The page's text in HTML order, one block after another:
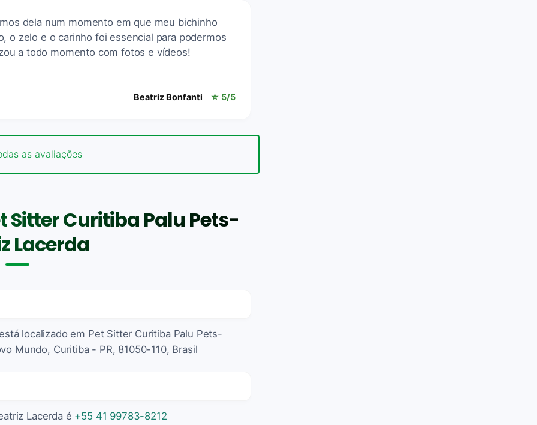
dela num momento em que meu bichinho
o zelo e o carinho foi essencial para podermos
a todo momento com fotos e vídeos!
Beatriz Bonfanti ☆ 5/5
as avaliações
Sitter Curitiba Palu Pets-
Lacerda
localizado em Pet Sitter Curitiba Palu Pets-
Mundo, Curitiba - PR, 81050-110, Brasil
Lacerda é +55 41 99783-8212